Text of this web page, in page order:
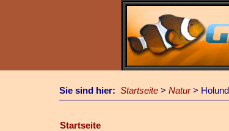
Sie sind hier: Startseite > Natur>
Startseite